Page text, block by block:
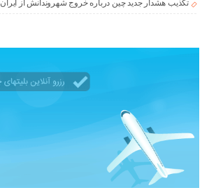
تکذیب هشدار جدید چین درباره خروج شهروندانش از ایران